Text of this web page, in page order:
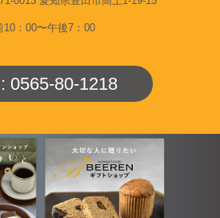
10：00〜午後7：00
0565-80-1218